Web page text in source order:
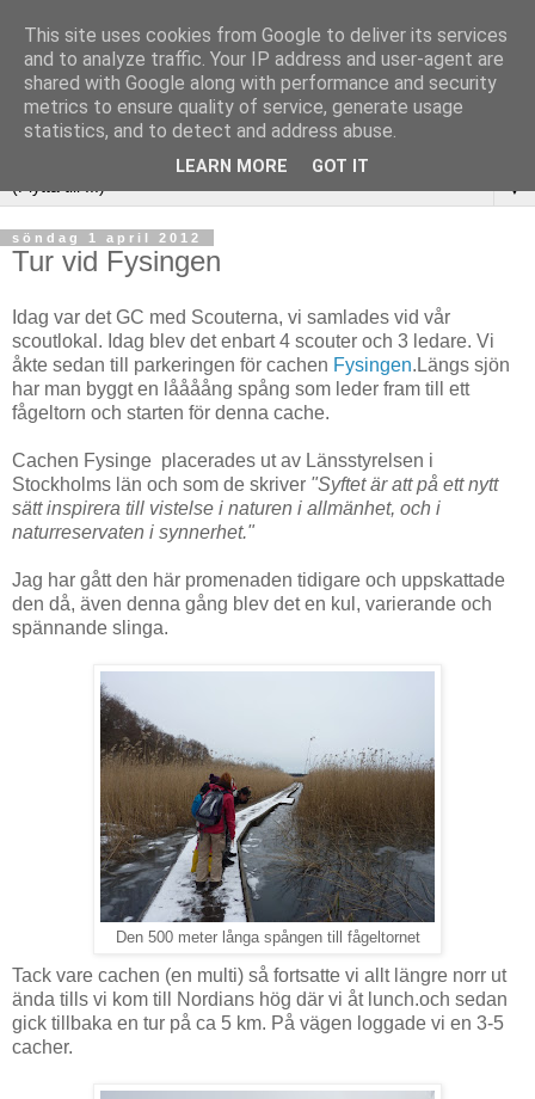
▼
söndag 1 april 2012
Tur vid Fysingen
Idag var det GC med Scouterna, vi samlades vid vår
scoutlokal. Idag blev det enbart 4 scouter och 3 ledare. Vi
åkte sedan till parkeringen för cachen Fysingen.Längs sjön
har man byggt en låååång spång som leder fram till ett
fågeltorn och starten för denna cache.
Cachen Fysinge placerades ut av Länsstyrelsen i
Stockholms län och som de skriver "Syftet är att på ett nytt
sätt inspirera till vistelse i naturen i allmänhet, och i
naturreservaten i synnerhet."
Jag har gått den här promenaden tidigare och uppskattade
den då, även denna gång blev det en kul, varierande och
spännande slinga.
Den 500 meter långa spången till fågeltornet
Tack vare cachen (en multi) så fortsatte vi allt längre norr ut
ända tills vi kom till Nordians hög där vi åt lunch.och sedan
gick tillbaka en tur på ca 5 km. På vägen loggade vi en 3-5
cacher.
This site uses cookies from Google to deliver its services
and to analyze traffic. Your IP address and user-agent are
shared with Google along with performance and security
metrics to ensure quality of service, generate usage
statistics, and to detect and address abuse.
LEARN MORE GOT IT